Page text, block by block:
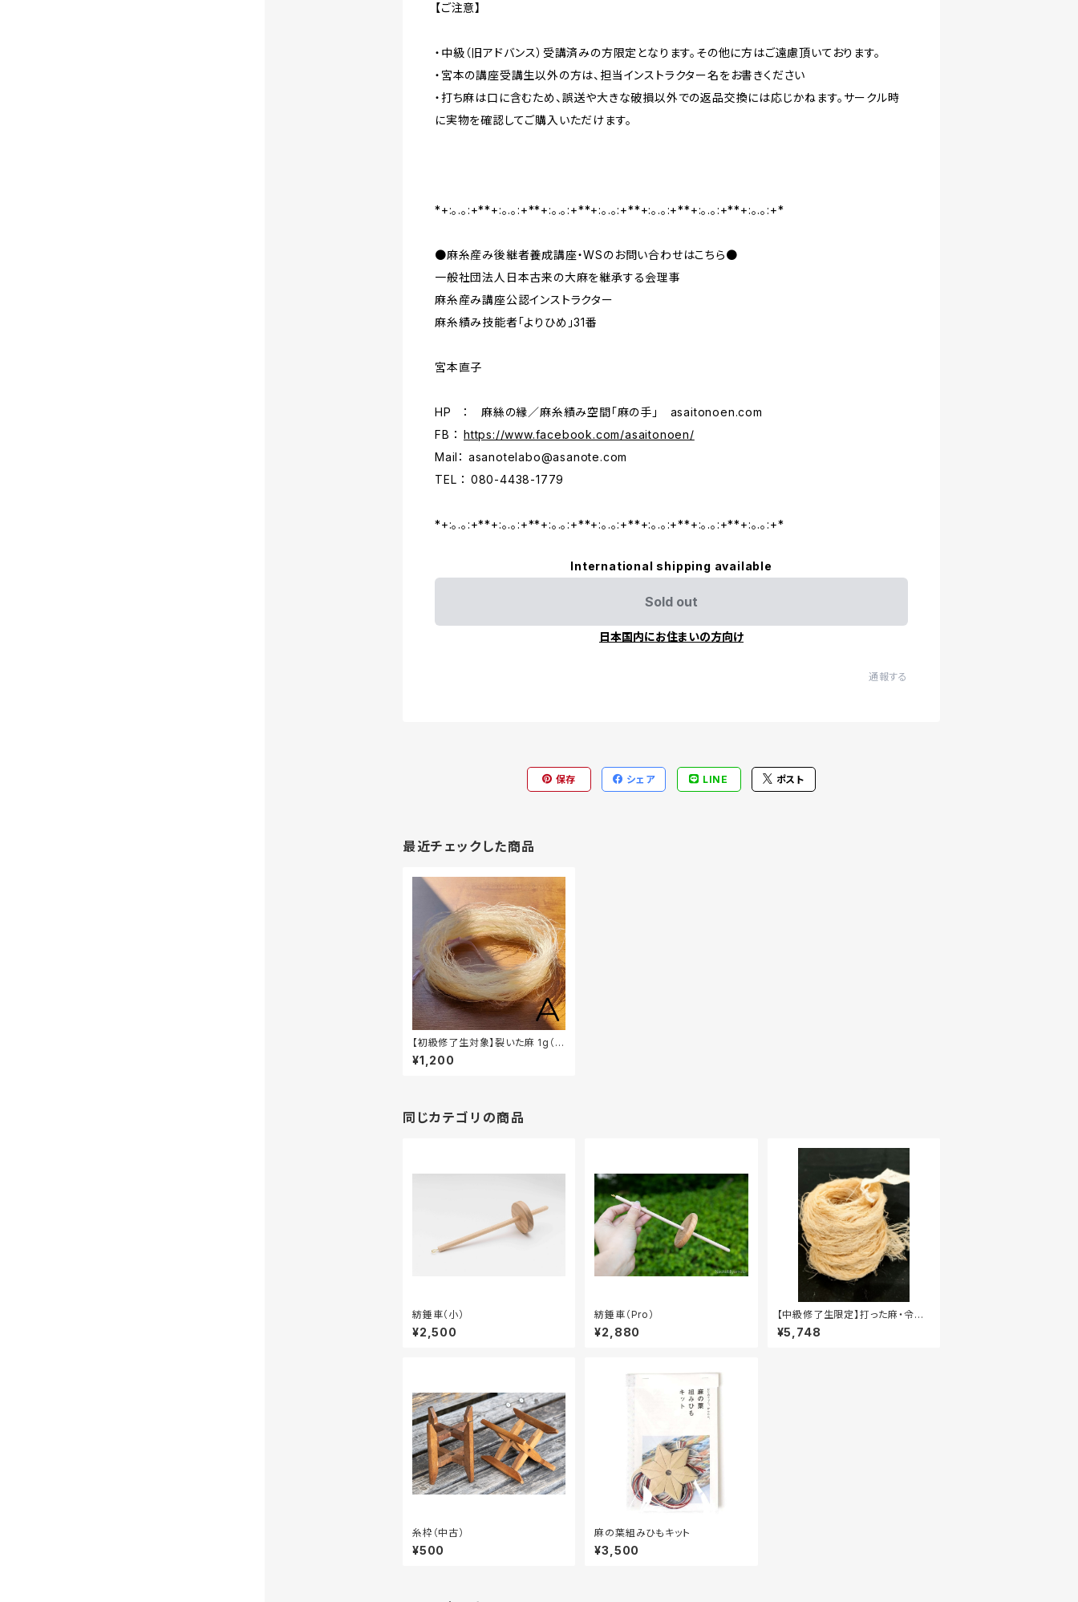
【ご注意】
・中級（旧アドバンス）受講済みの方限定となります。その他に方はご遠慮頂いております。
・宮本の講座受講生以外の方は、担当インストラクター名をお書きください
・打ち麻は口に含むため、誤送や大きな破損以外での返品交換には応じかねます。サークル時
に実物を確認してご購入いただけます。
*+:｡.｡:+**+:｡.｡:+**+:｡.｡:+**+:｡.｡:+**+:｡.｡:+**+:｡.｡:+**+:｡.｡:+*
●麻糸産み後継者養成講座・WSのお問い合わせはこちら●
一般社団法人日本古来の大麻を継承する会理事
麻糸産み講座公認インストラクター
麻糸績み技能者「よりひめ」31番
宮本直子
HP ： 麻絲の縁／麻糸績み空間「麻の手」 asaitonoen.com
FB ： https://www.facebook.com/asaitonoen/
Mail： asanotelabo@asanote.com
TEL ： 080-4438-1779
*+:｡.｡:+**+:｡.｡:+**+:｡.｡:+**+:｡.｡:+**+:｡.｡:+**+:｡.｡:+**+:｡.｡:+*
International shipping available
Sold out
日本国内にお住まいの方向け
通報する
保存 シェア LINE ポスト
最近チェックした商品
【初級修了生対象】裂いた麻 1g（栃
木県産）
¥1,200
同じカテゴリの商品
紡錘車（小）
¥2,500
紡錘車（Pro）
¥2,880
【中級修了生限定】打った麻・令和
7年度産秋引き精麻使用①
¥5,748
糸枠（中古）
¥500
麻の葉組みひもキット
¥3,500